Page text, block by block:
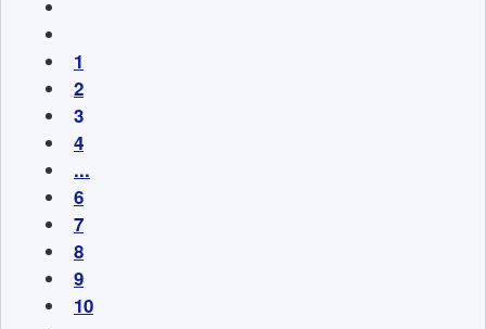
1
2
3
4
...
6
7
8
9
10